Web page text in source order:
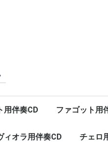
用伴奏CD ファゴット用
ィオラ用伴奏CD チェロ